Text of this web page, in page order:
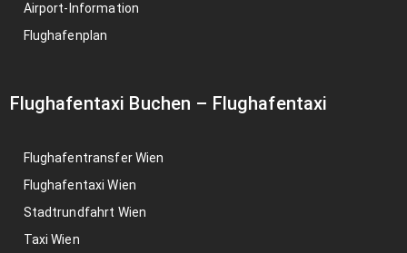
Airport-Information
Flughafenplan
Flughafentaxi Buchen – Flughafentaxi
Flughafentransfer Wien
Flughafentaxi Wien
Stadtrundfahrt Wien
Taxi Wien